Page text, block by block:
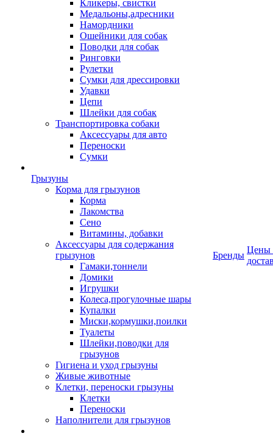
Кликеры, свистки
Медальоны,адресники
Намордники
Ошейники для собак
Поводки для собак
Ринговки
Рулетки
Сумки для дрессировки
Удавки
Цепи
Шлейки для собак
Транспортировка собаки
Аксессуары для авто
Переноски
Сумки
Грызуны
Корма для грызунов
Корма
Лакомства
Сено
Витамины, добавки
Аксессуары для содержания
грызунов
Гамаки,тоннели
Домики
Игрушки
Колеса,прогулочные шары
Купалки
Миски,кормушки,поилки
Туалеты
Шлейки,поводки для
грызунов
Гигиена и уход грызуны
Живые животные
Клетки, переноски грызуны
Клетки
Переноски
Наполнители для грызунов
Бренды
Цены